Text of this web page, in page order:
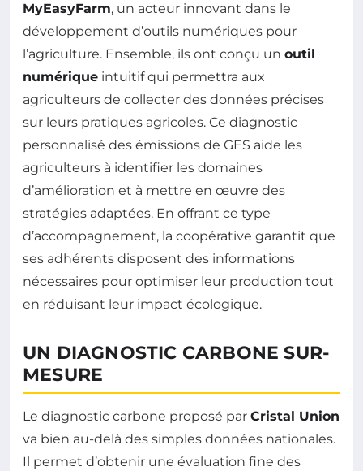
MyEasyFarm, un acteur innovant dans le
développement d’outils numériques pour
l’agriculture. Ensemble, ils ont conçu un outil
numérique intuitif qui permettra aux
agriculteurs de collecter des données précises
sur leurs pratiques agricoles. Ce diagnostic
personnalisé des émissions de GES aide les
agriculteurs à identifier les domaines
d’amélioration et à mettre en œuvre des
stratégies adaptées. En offrant ce type
d’accompagnement, la coopérative garantit que
ses adhérents disposent des informations
nécessaires pour optimiser leur production tout
en réduisant leur impact écologique.
UN DIAGNOSTIC CARBONE SUR-
MESURE
Le diagnostic carbone proposé par Cristal Union
va bien au-delà des simples données nationales.
Il permet d’obtenir une évaluation fine des